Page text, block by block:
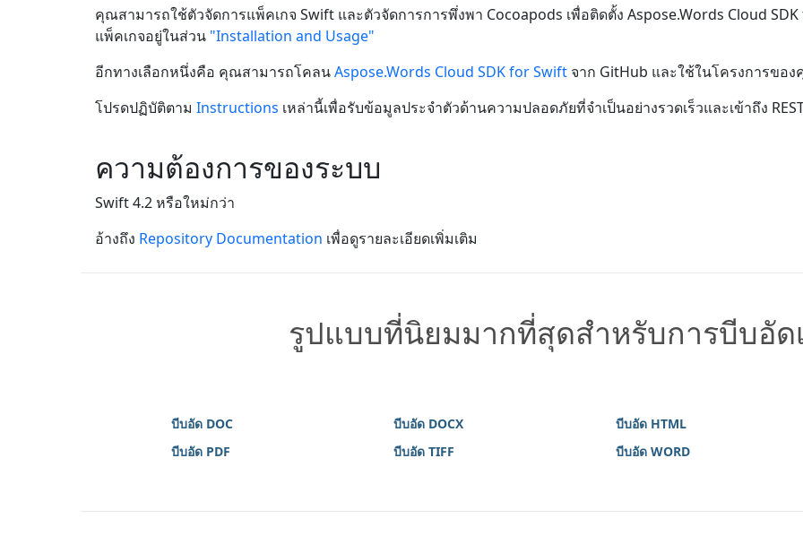
คุณสามารถใช้ตัวจัดการแพ็คเกจ Swift และตัวจัดการการพึ่งพา Cocoapods เพื่อติดตั้ง Aspose.Words Cloud
แพ็คเกจอยู่ในส่วน "Installation and Usage"
อีกทางเลือกหนึ่งคือ คุณสามารถโคลนAspose.Words Cloud SDK for Swift จาก GitHub และใช้ในโครงการขอ
โปรดปฏิบัติตาม Instructions เหล่านี้เพื่อรับข้อมูลประจำตัวด้านความปลอดภัยที่จำเป็นอย่างรวดเร็วและเข้าถึง
ความต้องการของระบบ
Swift 4.2 หรือใหม่กว่า
อ้างถึง Repository Documentation เพื่อดูรายละเอียดเพิ่มเติม
รูปแบบที่นิยมมากที่สุดสำหรับการบีบอัด
บีบอัด DOC บีบอัด DOCX บีบอัด HTML
บีบอัด PDF
บีบอัด TIFF บีบอัด WORD